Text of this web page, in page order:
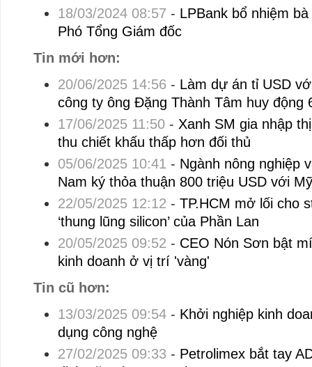
18/03/2024 08:57 - LPBank bổ nhiệm
Phó Tổng Giám đốc
Tin mới hơn:
20/06/2025 14:56 - Làm dự án tỉ USD
công ty ông Đặng Thành Tâm huy động
17/06/2025 11:50- Xanh SM gia nhập
thu chiết khấu thấp hơn đối thủ
05/06/2025 10:41 - Ngành nông nghiệp
Nam ký thỏa thuận 800 triệu USD với Mỹ
22/05/2025 12:12 - TP.HCM mở lối cho
‘thung lũng silicon’ của Phần Lan
20/05/2025 09:52 - CEO Nón Sơn bật
kinh doanh ở vị trí 'vàng'
Tin cũ hơn:
13/03/2025 09:54- Khởi nghiệp kinh
dụng công nghệ
27/02/2025 09:33 - Petrolimex bắt tay